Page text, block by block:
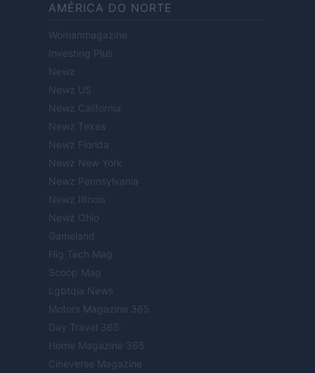
AMÉRICA DO NORTE
Womanmagazine
Investing Plus
Newz
Newz US
Newz California
Newz Texas
Newz Florida
Newz New York
Newz Pennsylvania
Newz Illinois
Newz Ohio
Gameland
Hig Tech Mag
Scoop Mag
Lgbtqia News
Motors Magazine 365
Day Travel 365
Home Magazine 365
Cineverse Magazine